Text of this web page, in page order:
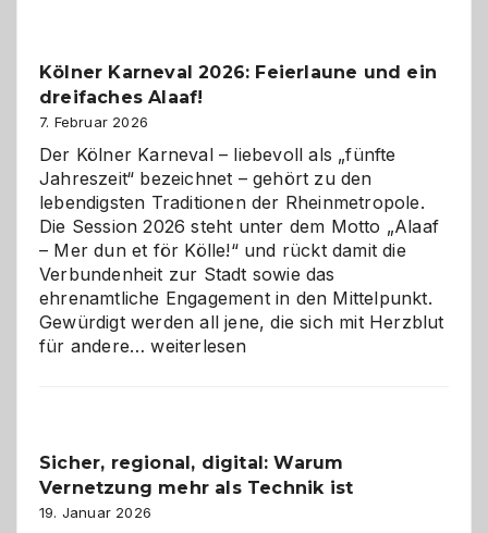
geworden
Kölner Karneval 2026: Feierlaune und ein
dreifaches Alaaf!
7. Februar 2026
Der Kölner Karneval – liebevoll als „fünfte
Jahreszeit“ bezeichnet – gehört zu den
lebendigsten Traditionen der Rheinmetropole.
Die Session 2026 steht unter dem Motto „Alaaf
– Mer dun et för Kölle!“ und rückt damit die
Verbundenheit zur Stadt sowie das
ehrenamtliche Engagement in den Mittelpunkt.
Gewürdigt werden all jene, die sich mit Herzblut
für andere…Kölner
ein
dreifaches
Alaaf!
weiterlesen
Sicher, regional, digital: Warum
Vernetzung mehr als Technik ist
19. Januar 2026